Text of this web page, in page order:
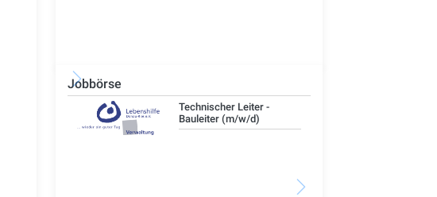
Jobbörse
Technischer Leiter -
Bauleiter (m/w/d)